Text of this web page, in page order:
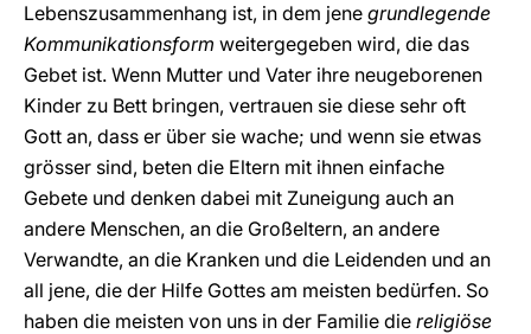
Lebenszusammenhang ist, in dem jene grundlegende
Kommunikationsform weitergegeben wird, die das
Gebet ist. Wenn Mutter und Vater ihre neugeborenen
Kinder zu Bett bringen, vertrauen sie diese sehr oft
Gott an, dass er über sie wache; und wenn sie etwas
grösser sind, beten die Eltern mit ihnen einfache
Gebete und denken dabei mit Zuneigung auch an
andere Menschen, an die Großeltern, an andere
Verwandte, an die Kranken und die Leidenden und an
all jene, die der Hilfe Gottes am meisten bedürfen. So
haben die meisten von uns in der Familie die religiöse